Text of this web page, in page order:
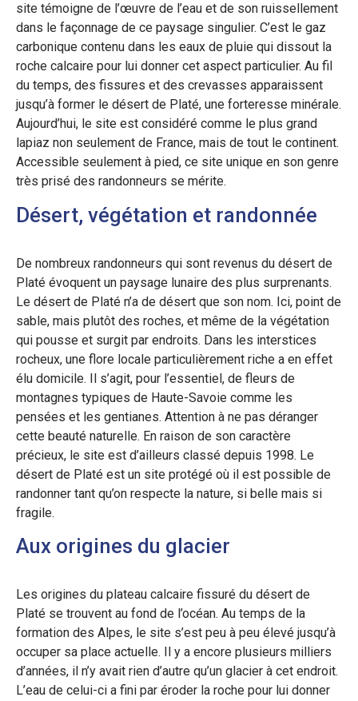
site témoigne de l’œuvre de l’eau et de son ruissellement
dans le façonnage de ce paysage singulier. C’est le gaz
carbonique contenu dans les eaux de pluie qui dissout la
roche calcaire pour lui donner cet aspect particulier. Au fil
du temps, des fissures et des crevasses apparaissent
jusqu’à former le désert de Platé, une forteresse minérale.
Aujourd’hui, le site est considéré comme le plus grand
lapiaz non seulement de France, mais de tout le continent.
Accessible seulement à pied, ce site unique en son genre
très prisé des randonneurs se mérite.
Désert, végétation et randonnée
De nombreux randonneurs qui sont revenus du désert de
Platé évoquent un paysage lunaire des plus surprenants.
Le désert de Platé n’a de désert que son nom. Ici, point de
sable, mais plutôt des roches, et même de la végétation
qui pousse et surgit par endroits. Dans les interstices
rocheux, une flore locale particulièrement riche a en effet
élu domicile. Il s’agit, pour l’essentiel, de fleurs de
montagnes typiques de Haute-Savoie comme les
pensées et les gentianes. Attention à ne pas déranger
cette beauté naturelle. En raison de son caractère
précieux, le site est d’ailleurs classé depuis 1998. Le
désert de Platé est un site protégé où il est possible de
randonner tant qu’on respecte la nature, si belle mais si
fragile.
Aux origines du glacier
Les origines du plateau calcaire fissuré du désert de
Platé se trouvent au fond de l’océan. Au temps de la
formation des Alpes, le site s’est peu à peu élevé jusqu’à
occuper sa place actuelle. Il y a encore plusieurs milliers
d’années, il n’y avait rien d’autre qu’un glacier à cet endroit.
L’eau de celui-ci a fini par éroder la roche pour lui donner